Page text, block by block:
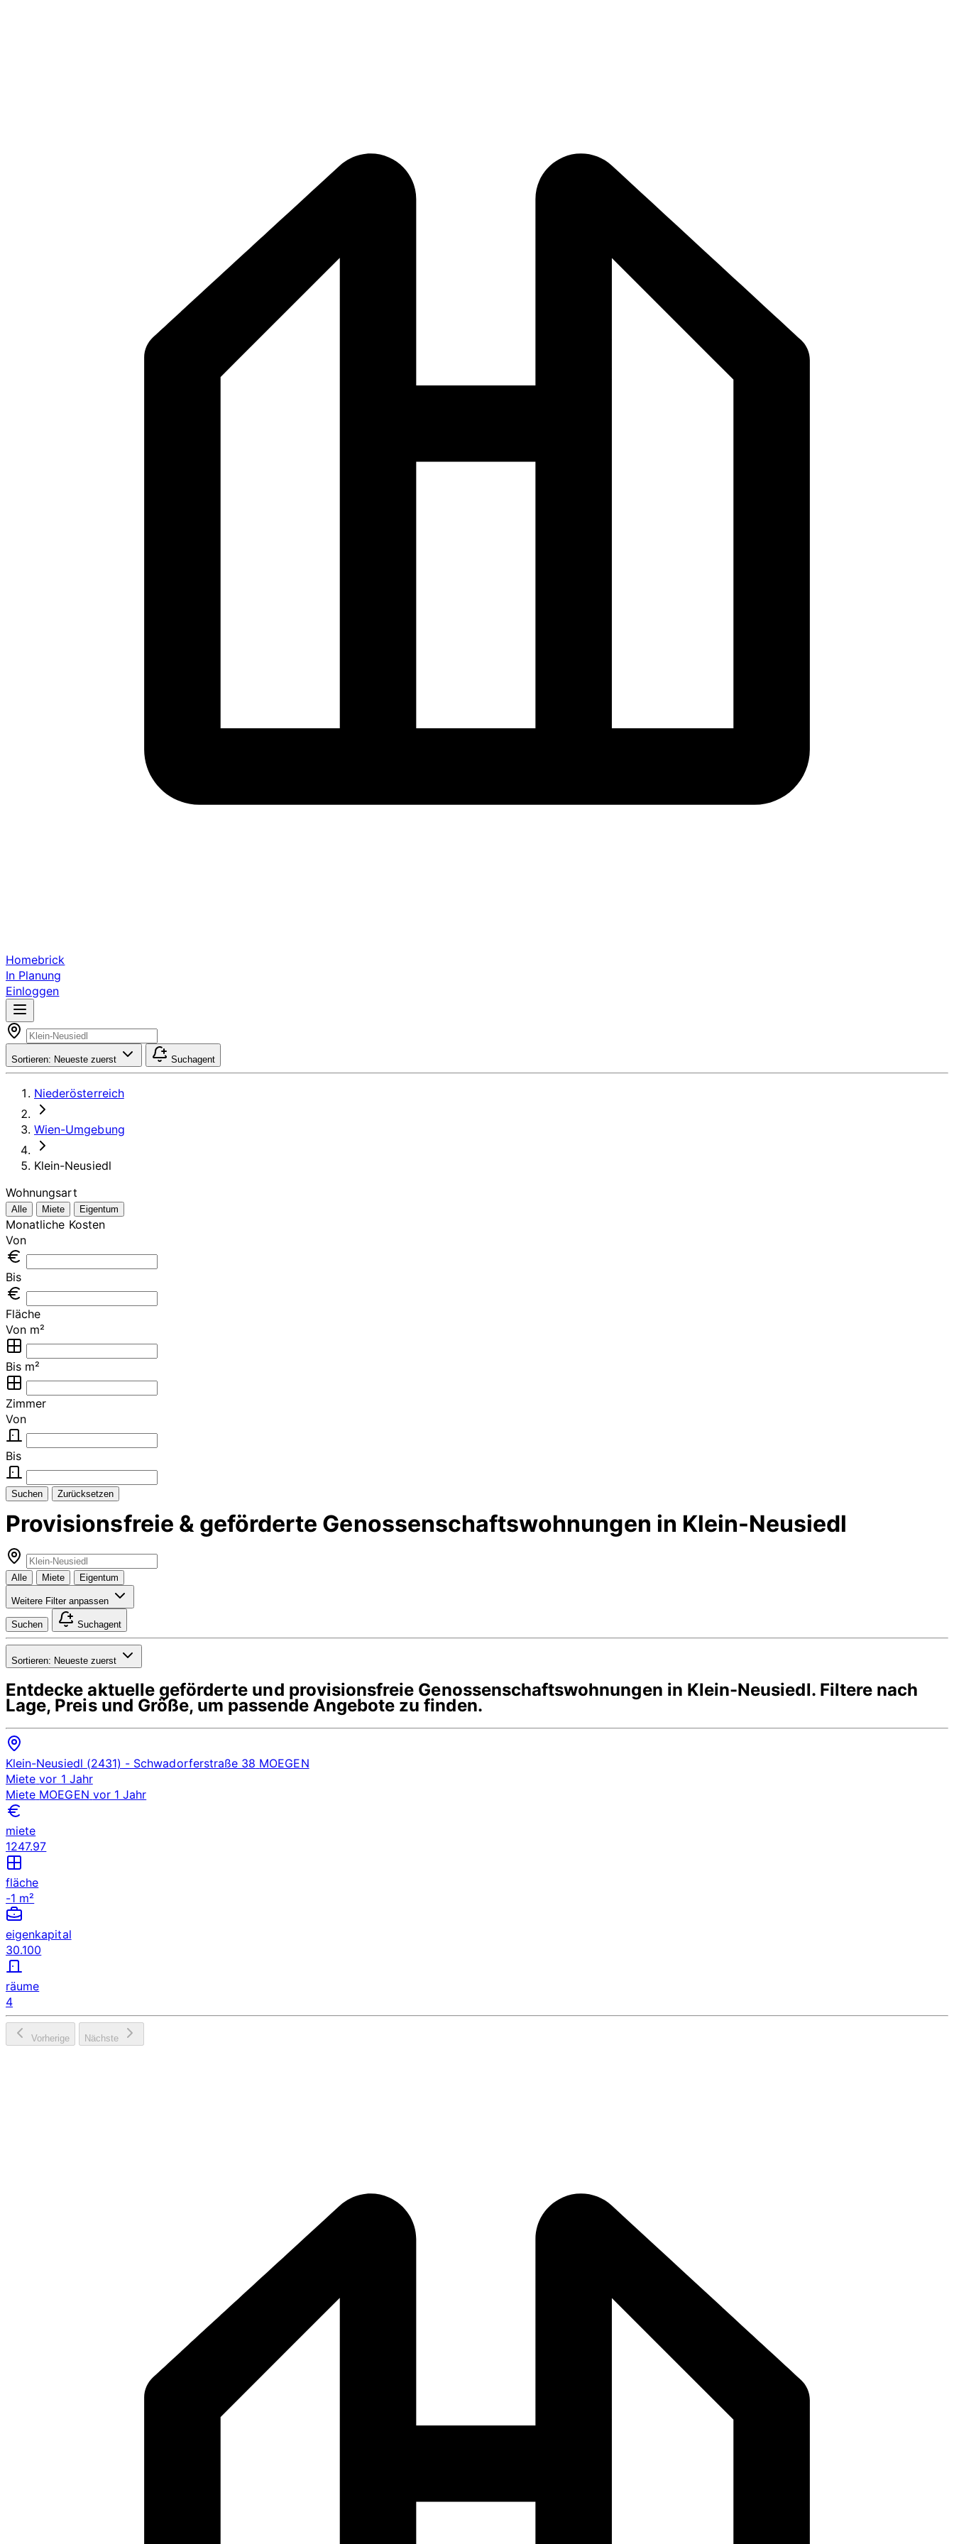
Homebrick
In Planung
Einloggen
Sortieren: Neueste zuerst Suchagent
Niederösterreich
Wien-Umgebung
Klein-Neusiedl
Wohnungsart
Alle Miete Eigentum
Monatliche Kosten
Von
Bis
Fläche
Von m²
Bis m²
Zimmer
Von
Bis
Suchen Zurücksetzen
Provisionsfreie & geförderte Genossenschaftswohnungen in Klein-Neusiedl
Alle Miete Eigentum
Weitere Filter anpassen
Suchen Suchagent
Sortieren: Neueste zuerst
Entdecke aktuelle geförderte und provisionsfreie Genossenschaftswohnungen in Klein-Neusiedl. Filtere nach
Lage, Preis und Größe, um passende Angebote zu finden.
Klein-Neusiedl (2431) - Schwadorferstraße 38 MOEGEN
Miete vor 1 Jahr
Miete MOEGEN vor 1 Jahr
miete
1247.97
fläche
-1 m²
eigenkapital
30.100
räume
4
Vorherige Nächste